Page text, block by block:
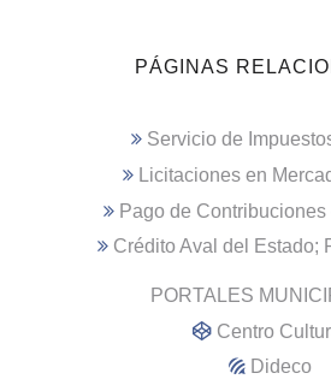
PÁGINAS
Servicio de
Licitaciones en
Pago de Contribuciones
Crédito Aval del Estado;
PORTALES
Centro
Dideco